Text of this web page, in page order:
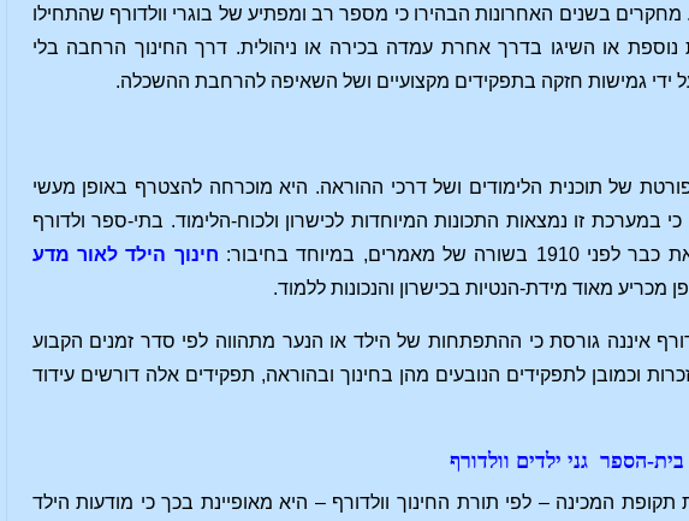
מחקרים בשנים האחרונות הבהירו כי מספר רב ומפתיע של בוגרי וולדורף שהתחילו
או השיגו בדרך אחרת עמדה בכירה או ניהולית. דרך החינוך הרחבה בלי
של תוכנית הלימודים ושל דרכי ההוראה. היא מוכרחה להצטרף באופן מעשי
זו נמצאות התכונות המיוחדות לכישרון ולכוח-הלימוד. בתי-ספר ולדורף
במיוחד בחיבור:
חינוך הילד לאור מדע
איננה גורסת כי ההתפתחות של הילד או הנער מתהווה לפי סדר זמנים הקבוע
וכמובן לתפקידים הנובעים מהן בחינוך ובהוראה, תפקידים אלה דורשים עידוד
בית-הספרגני ילדים וולדורף
בהתפתחות הילד היא עד גיל 7 בערך, זאת תקופת המכינה – לפי תורת החינוך וולדורף – היא מאופיינת בכך כי מודעות הילד